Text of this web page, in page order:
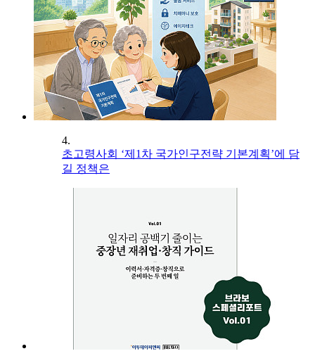
4.
초고령사회 ‘제1차 국가인구전략 기본계획’에 담
길 정책은